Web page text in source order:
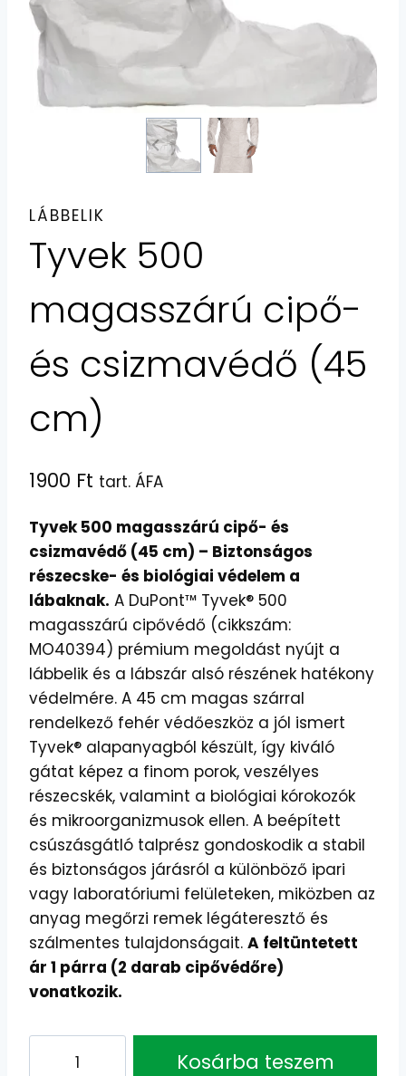
LÁBBELIK
Tyvek 500
magasszárú cipő-
és csizmavédő (45
cm)
1900 Ft tart. ÁFA
Tyvek 500 magasszárú cipő- és
csizmavédő (45 cm) – Biztonságos
részecske- és biológiai védelem a
lábaknak. A DuPont™ Tyvek® 500
magasszárú cipővédő (cikkszám:
MO40394) prémium megoldást nyújt a
lábbelik és a lábszár alsó részének hatékony
védelmére. A 45 cm magas szárral
rendelkező fehér védőeszköz a jól ismert
Tyvek® alapanyagból készült, így kiváló
gátat képez a finom porok, veszélyes
részecskék, valamint a biológiai kórokozók
és mikroorganizmusok ellen. A beépített
csúszásgátló talprész gondoskodik a stabil
és biztonságos járásról a különböző ipari
vagy laboratóriumi felületeken, miközben az
anyag megőrzi remek légáteresztő és
szálmentes tulajdonságait. A feltüntetett
ár 1 párra (2 darab cipővédőre)
vonatkozik.
Kosárba teszem